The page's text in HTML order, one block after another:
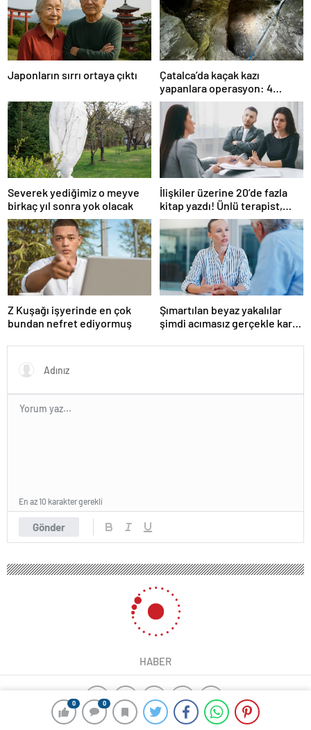
0 0
Japonların sırrı ortaya çıktı
Çatalca’da kaçak kazı
yapanlara operasyon: 4
gözaltı
Severek yediğimiz o meyve
birkaç yıl sonra yok olacak
İlişkiler üzerine 20’de fazla
kitap yazdı! Ünlü terapist,
boşanmaların gerçek
suçlularını açıklıyor
Z Kuşağı işyerinde en çok
bundan nefret ediyormuş
Şımartılan beyaz yakalılar
şimdi acımasız gerçekle karşı
Gönder
En az 10 karakter gerekli
HABER
yangın algılama sistemleri